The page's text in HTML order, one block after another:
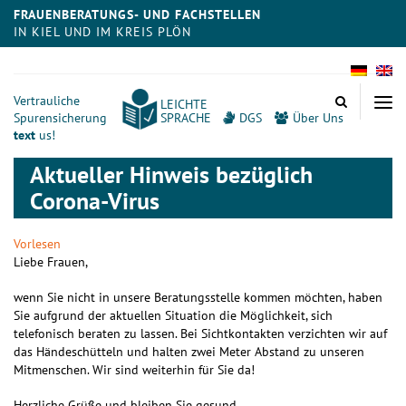
FRAUENBERATUNGS- UND FACHSTELLEN
IN KIEL UND IM KREIS PLÖN
Meta
Vertrauliche
Spurensicherung
LEICHTE
SPRACHE
DGS
Über Uns
text us!
Aktueller Hinweis bezüglich
Corona-Virus
Vorlesen
Liebe Frauen,
wenn Sie nicht in unsere Beratungsstelle kommen möchten, haben
Sie aufgrund der aktuellen Situation die Möglichkeit, sich
telefonisch beraten zu lassen. Bei Sichtkontakten verzichten wir auf
das Händeschütteln und halten zwei Meter Abstand zu unseren
Mitmenschen. Wir sind weiterhin für Sie da!